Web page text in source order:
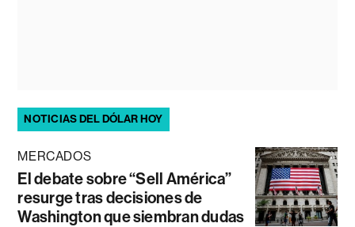
NOTICIAS DEL DÓLAR HOY
MERCADOS
El debate sobre “Sell América”
resurge tras decisiones de
Washington que siembran dudas